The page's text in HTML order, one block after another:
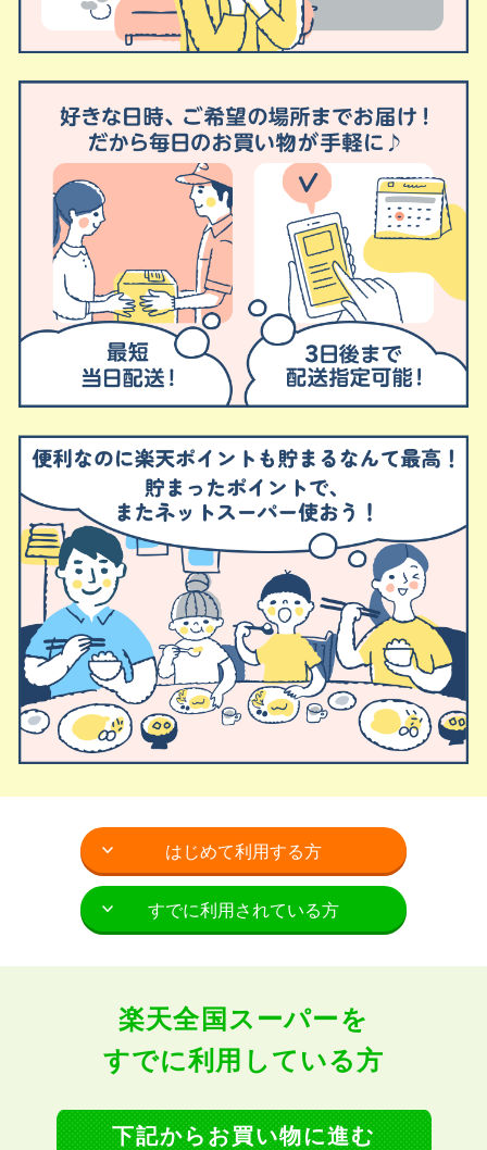
はじめて利用する方
すでに利用されている方
楽天全国スーパーを
すでに利用している方
下記からお買い物に進む